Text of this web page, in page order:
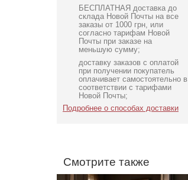
БЕСПЛАТНАЯ доставка до
склада Новой Почты на все
заказы от 1000 грн, или
согласно тарифам Новой
Почты при заказе на
меньшую сумму;
доставку заказов с оплатой
при получении покупатель
оплачивает самостоятельно в
соответствии с тарифами
Новой Почты;
Подробнее о способах доставки
Смотрите также
Вечернее платье
молочного цвета с
накидкой